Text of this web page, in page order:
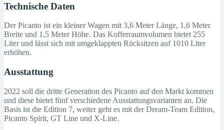
Technische Daten
Der Picanto ist ein kleiner Wagen mit 3,6 Meter Länge, 1,6 Meter
Breite und 1,5 Meter Höhe. Das Kofferraumvolumen bietet 255
Liter und lässt sich mit umgeklappten Rücksitzen auf 1010 Liter
erhöhen.
Ausstattung
2022 soll die dritte Generation des Picanto auf den Markt kommen
und diese bietet fünf verschiedene Ausstattungsvarianten an. Die
Basis ist die Edition 7, weiter geht es mit der Dream-Team Edition,
Picanto Spirit, GT Line und X-Line.